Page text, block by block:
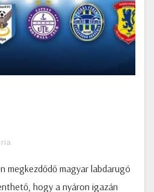
megkezdődő magyar labdarugó
hogy a nyáron igazán